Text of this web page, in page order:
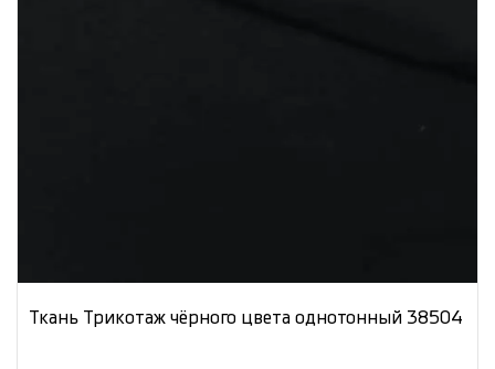
Ткань Трикотаж чёрного цвета однотонный 38504